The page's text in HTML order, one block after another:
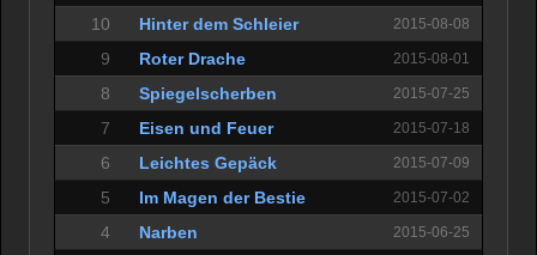
10 Hinter dem Schleier 2015-08-08
9 Roter Drache 2015-08-01
8 Spiegelscherben 2015-07-25
7 Eisen und Feuer 2015-07-18
6 Leichtes Gepäck 2015-07-09
5 Im Magen der Bestie 2015-07-02
4 Narben 2015-06-25